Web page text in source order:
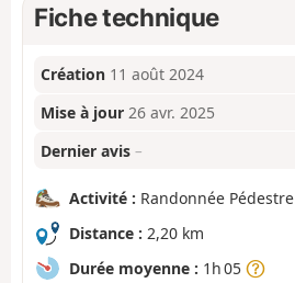
Fiche technique
Création 11 août 2024
Mise à jour 26 avr. 2025
Dernier avis –
Activité : Randonnée Pédestre
Distance : 2,20 km
Durée moyenne : 1h 05